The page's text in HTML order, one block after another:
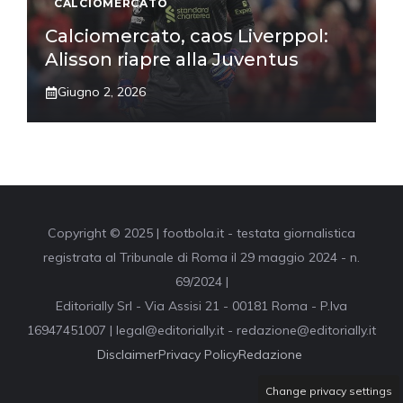
CALCIOMERCATO
Calciomercato, caos Liverppol:
Alisson riapre alla Juventus
Giugno 2, 2026
Copyright © 2025 | footbola.it - testata giornalistica
registrata al Tribunale di Roma il 29 maggio 2024 - n.
69/2024 |
Editorially Srl - Via Assisi 21 - 00181 Roma - P.Iva
16947451007 | legal@editorially.it - redazione@editorially.it
DisclaimerPrivacy PolicyRedazione
Change privacy settings